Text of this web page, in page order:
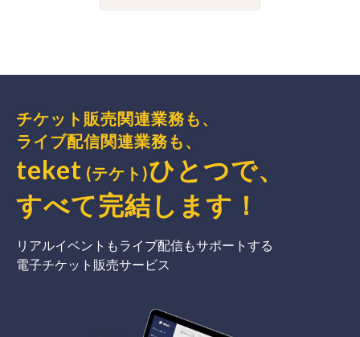
チケット販売関連業務も、
ライブ配信関連業務も、
teket (テケト)ひとつで、
すべて完結 します ！
リアルイベントもライブ配信もサポートする
電子チケット販売サービス